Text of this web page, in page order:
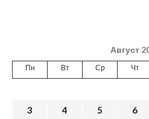
Август
Пн Вт Ср Чт
3
4 5 6